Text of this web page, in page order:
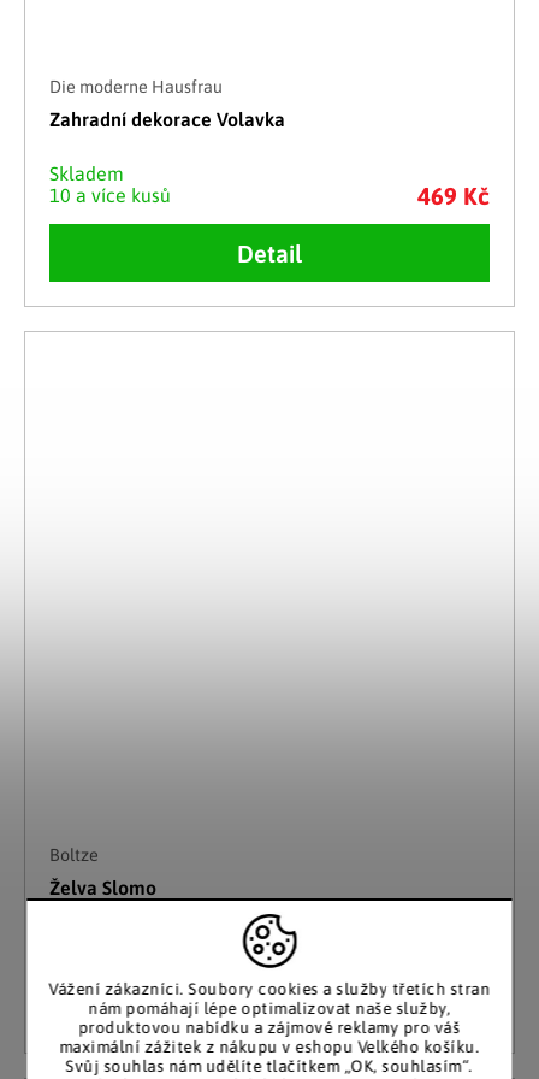
Vážení zákazníci. Soubory cookies a služby třetích stran
nám pomáhají lépe optimalizovat naše služby,
produktovou nabídku a zájmové reklamy pro váš
maximální zážitek z nákupu v eshopu Velkého košíku.
Svůj souhlas nám udělíte tlačítkem „OK, souhlasím“.
Die moderne Hausfrau
Zahradní dekorace Volavka
Skladem
10 a více kusů
469 Kč
Detail
Boltze
Želva Slomo
Detail